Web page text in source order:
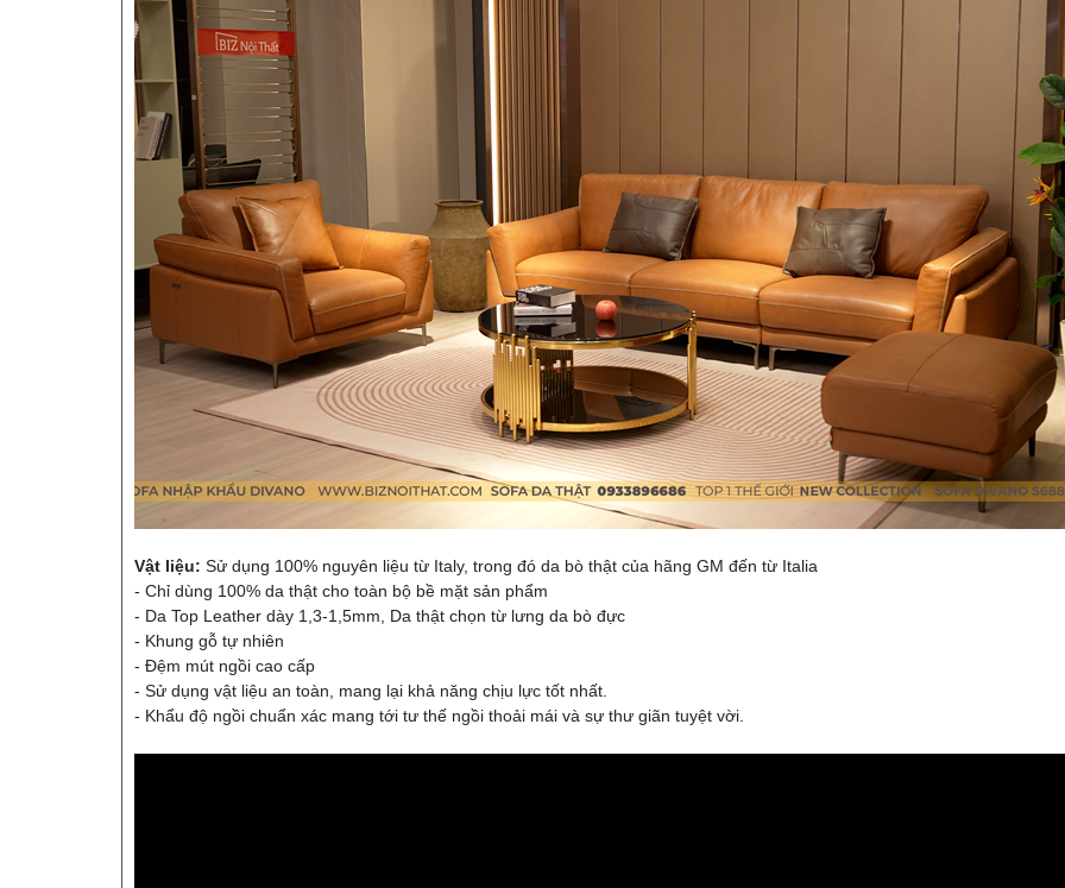
Vật liệu: Sử dụng 100% nguyên liệu từ Italy, trong đó da bò thật của hãng GM đến từ Italia
- Chỉ dùng 100% da thật cho toàn bộ bề mặt sản phẩm
- Da Top Leather dày 1,3-1,5mm, Da thật chọn từ lưng da bò đực
- Khung gỗ tự nhiên
- Đệm mút ngồi cao cấp
- Sử dụng vật liệu an toàn, mang lại khả năng chịu lực tốt nhất.
- Khẩu độ ngồi chuẩn xác mang tới tư thế ngồi thoải mái và sự thư giãn tuyệt vời.